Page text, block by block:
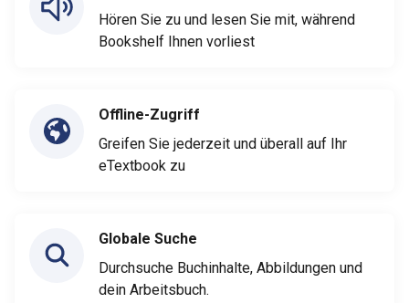
Hören Sie zu und lesen Sie mit, während
Bookshelf Ihnen vorliest
Offline-Zugriff
Greifen Sie jederzeit und überall auf Ihr
eTextbook zu
Globale Suche
Durchsuche Buchinhalte, Abbildungen und
dein Arbeitsbuch.